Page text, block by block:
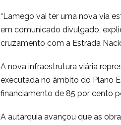
“Lamego vai ter uma nova via
em comunicado divulgado,
cruzamento com a Estrada
A nova infraestrutura viária
executada no âmbito do Plano
financiamento de 85 por cento
A autarquia avançou que as